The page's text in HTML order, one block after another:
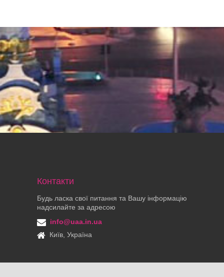
Контакти
Будь ласка свої питання та Вашу інформацію
надсилайте за адресою
info@uaa.in.ua
Київ, Україна